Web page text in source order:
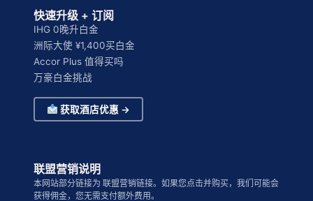
快速升级 + 订阅
IHG 0晚升白金
洲际大使 ¥1,400买白金
Accor Plus 值得买吗
万豪白金挑战
获取酒店优惠 →
联盟营销说明
本网站部分链接为 联盟营销链接。如果您点击并购买，我们可能会
获得佣金，您无需支付额外费用。